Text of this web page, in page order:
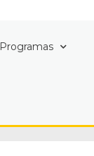
Programas